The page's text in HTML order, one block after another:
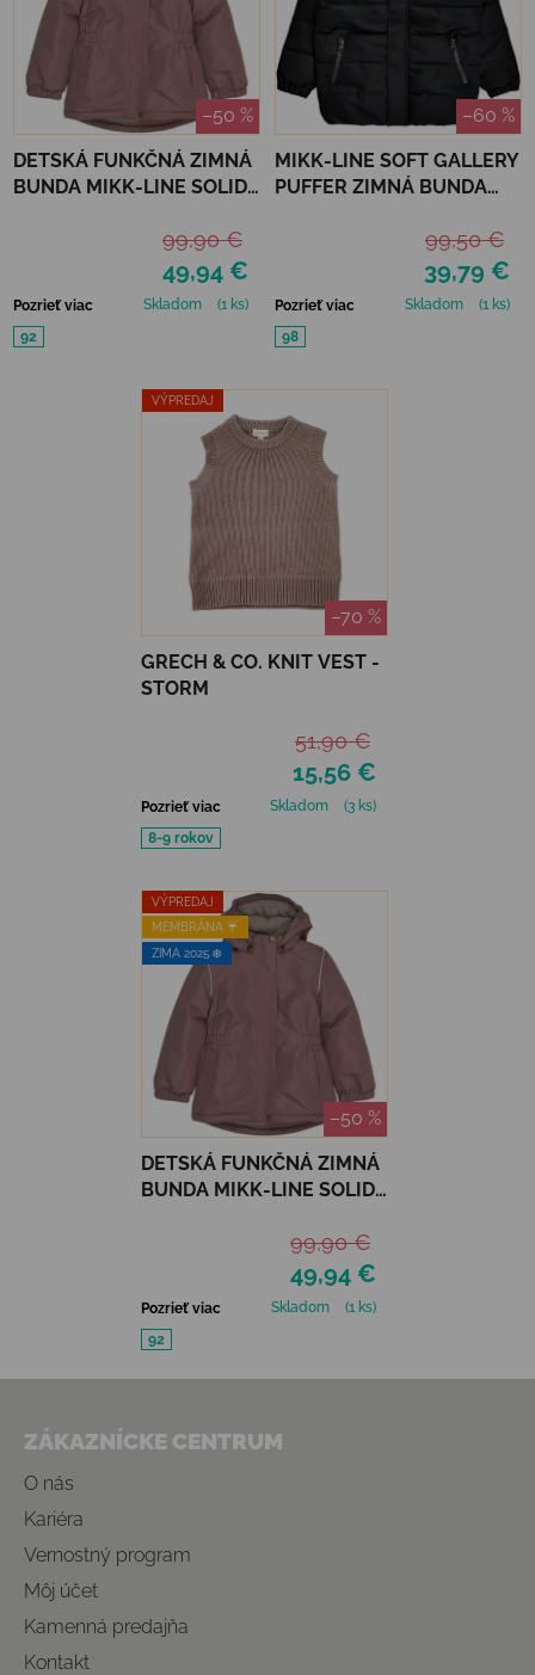
–50 %
DETSKÁ FUNKČNÁ ZIMNÁ
BUNDA MIKK-LINE SOLID -
49,94 €
99,90 €
Pozrieť viac Skladom
(1 ks)
92
–60 %
MIKK-LINE SOFT GALLERY
PUFFER ZIMNÁ BUNDA
39,79 €
99,50 €
Pozrieť viac Skladom
(1 ks)
98
VÝPREDAJ
–70 %
GRECH & CO. KNIT VEST -
STORM
15,56 €
51,90 €
Pozrieť viac Skladom
(3 ks)
8-9 rokov
VÝPREDAJ
MEMBRÁNA ☔️
ZIMA 2025 ❄️
–50 %
DETSKÁ FUNKČNÁ ZIMNÁ
BUNDA MIKK-LINE SOLID -
49,94 €
99,90 €
Pozrieť viac Skladom
(1 ks)
92
ZÁKAZNÍCKE CENTRUM
O nás
Kariéra
Vernostný program
Môj účet
Kamenná predajňa
Kontakt